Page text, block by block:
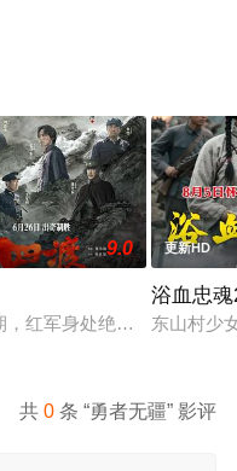
军残害，父辈亦遭屠戮。
9.0
，红军身处绝境。四渡赤水
更新HD
浴血忠魂
东山村少
共0 条 “勇者无疆” 影评